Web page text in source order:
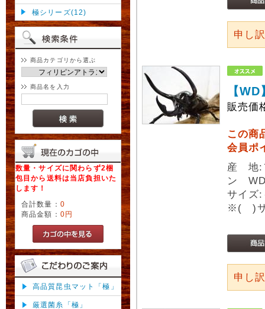
極シリーズ(12)
商品カテゴリから選ぶ
商品名を入力
数量・サイズに関わらず2梱
包目から送料は当店負担いた
します！
合計数量： 0
商品金額： 0円
高品質昆虫マット「極」
厳選菌糸「極」
申し
【
販売価
この商
会員ポ
産 地:
ン
サイズ
※( )サ
申し